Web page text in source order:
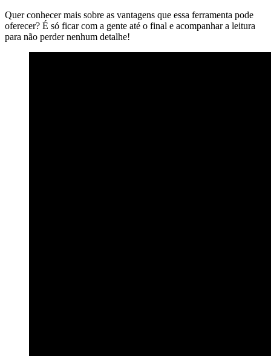
Quer conhecer mais sobre as vantagens que essa ferramenta pode
oferecer? É só ficar com a gente até o final e acompanhar a leitura
para não perder nenhum detalhe!